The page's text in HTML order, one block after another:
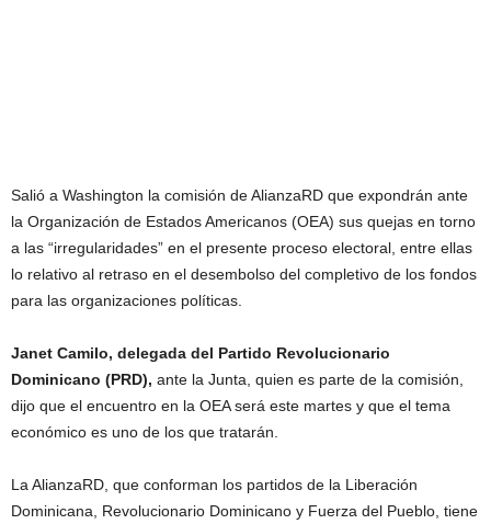
Salió a Washington la comisión de AlianzaRD que expondrán ante
la Organización de Estados Americanos (OEA) sus quejas en torno
a las “irregularidades” en el presente proceso electoral, entre ellas
lo relativo al retraso en el desembolso del completivo de los fondos
para las organizaciones políticas.
Janet Camilo, delegada del Partido Revolucionario
Dominicano (PRD), ante la Junta, quien es parte de la comisión,
dijo que el encuentro en la OEA será este martes y que el tema
económico es uno de los que tratarán.
La AlianzaRD, que conforman los partidos de la Liberación
Dominicana, Revolucionario Dominicano y Fuerza del Pueblo, tiene